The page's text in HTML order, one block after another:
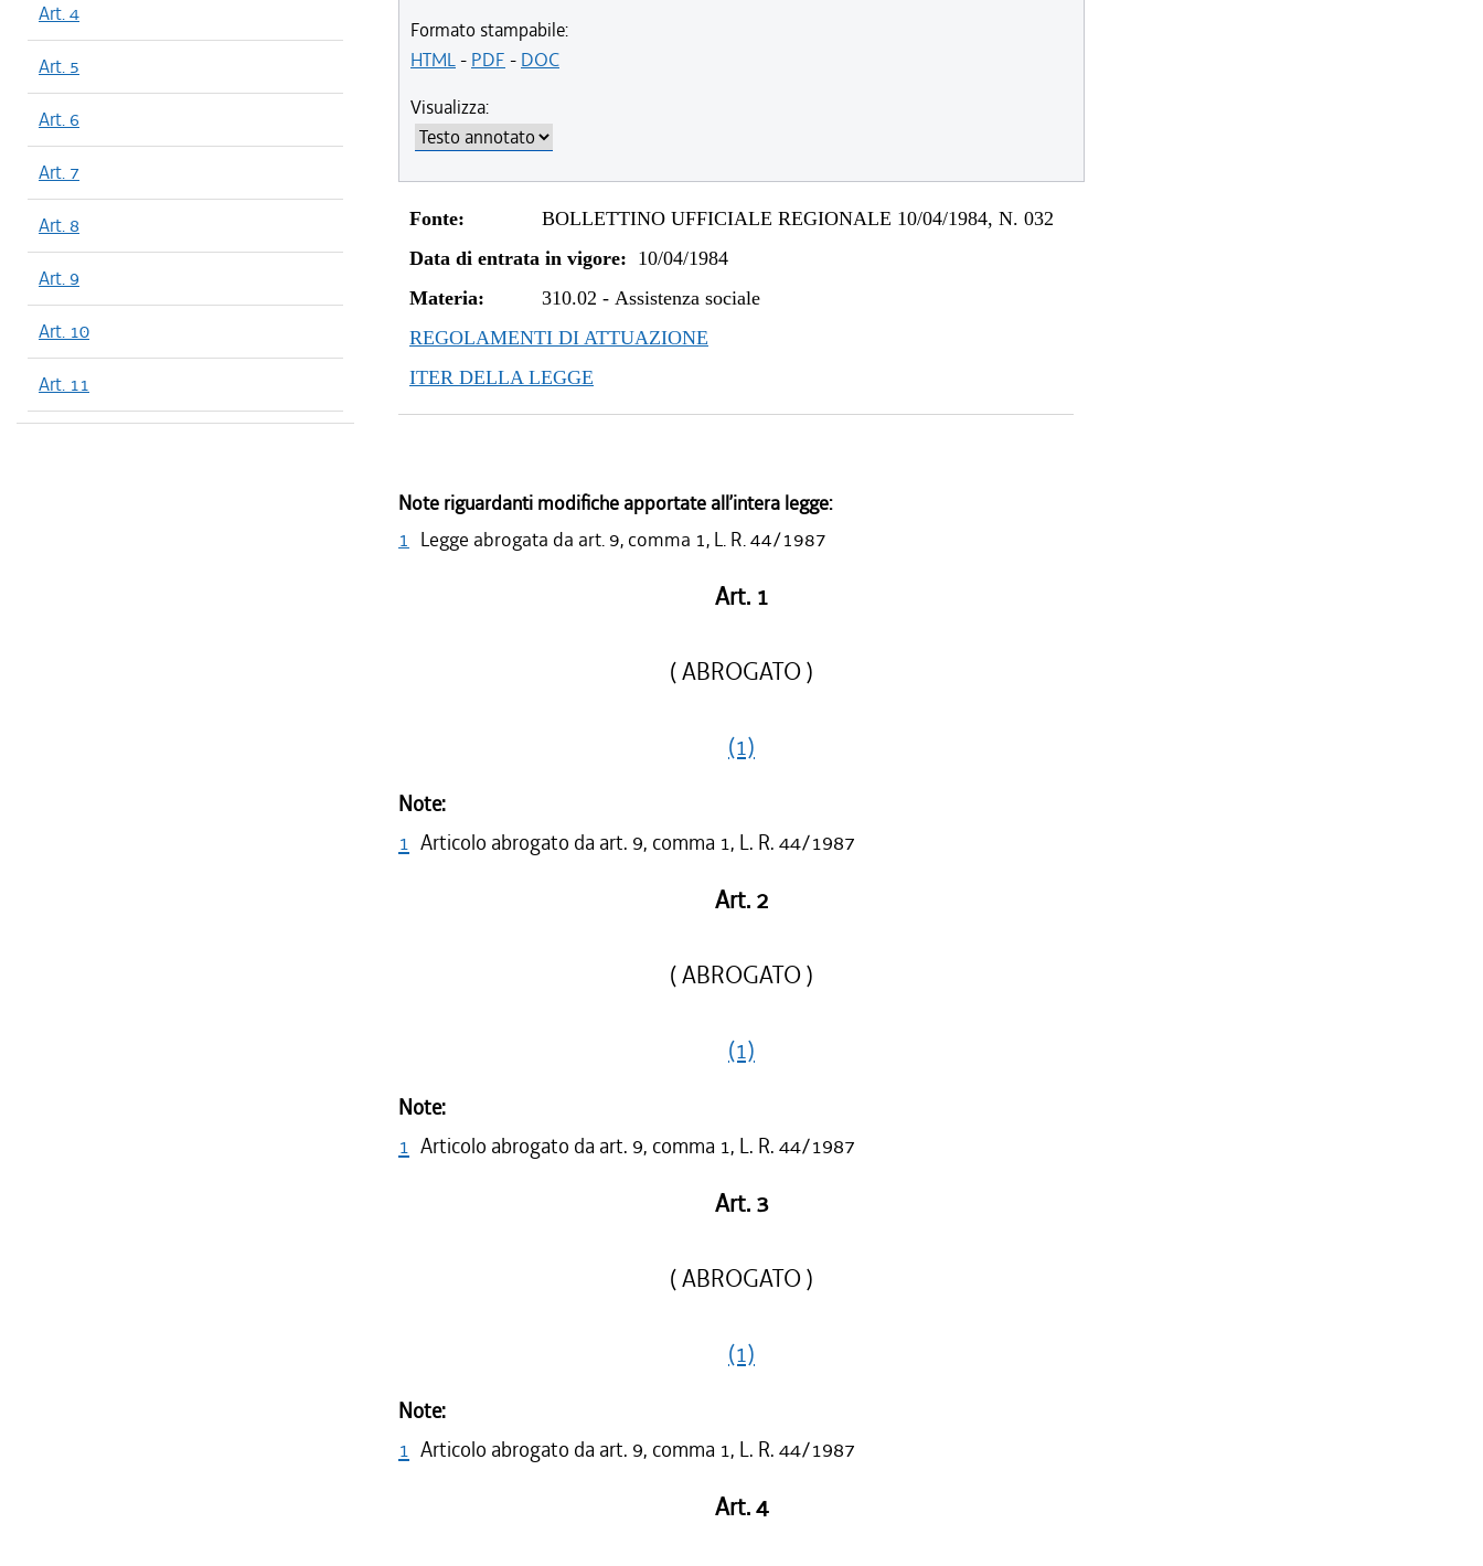
Art. 4
Art. 5
Art. 6
Art. 7
Art. 8
Art. 9
Art. 10
Art. 11
Formato stampabile:
HTML- PDF - DOC
Visualizza:
Fonte:
BOLLETTINO UFFICIALE REGIONALE 10/04/1984, N. 032
Data di entrata in vigore: 10/04/1984
Materia:
310.02 -Assistenza sociale
REGOLAMENTI DI ATTUAZIONE
ITER DELLA LEGGE
Note riguardanti modifiche apportate all’intera legge:
1 Legge abrogata da art. 9, comma 1, L. R. 44/1987
Art. 1
( ABROGATO )
(1)
Note:
1 Articolo abrogato da art. 9, comma 1, L. R. 44/1987
Art. 2
( ABROGATO )
(1)
Note:
1 Articolo abrogato da art. 9, comma 1, L. R. 44/1987
Art. 3
( ABROGATO )
(1)
Note:
1 Articolo abrogato da art. 9, comma 1, L. R. 44/1987
Art. 4